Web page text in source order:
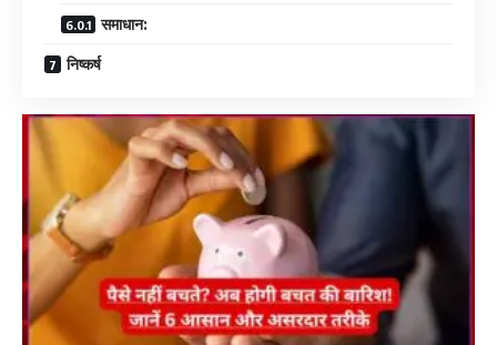
समाधान:
निष्कर्ष